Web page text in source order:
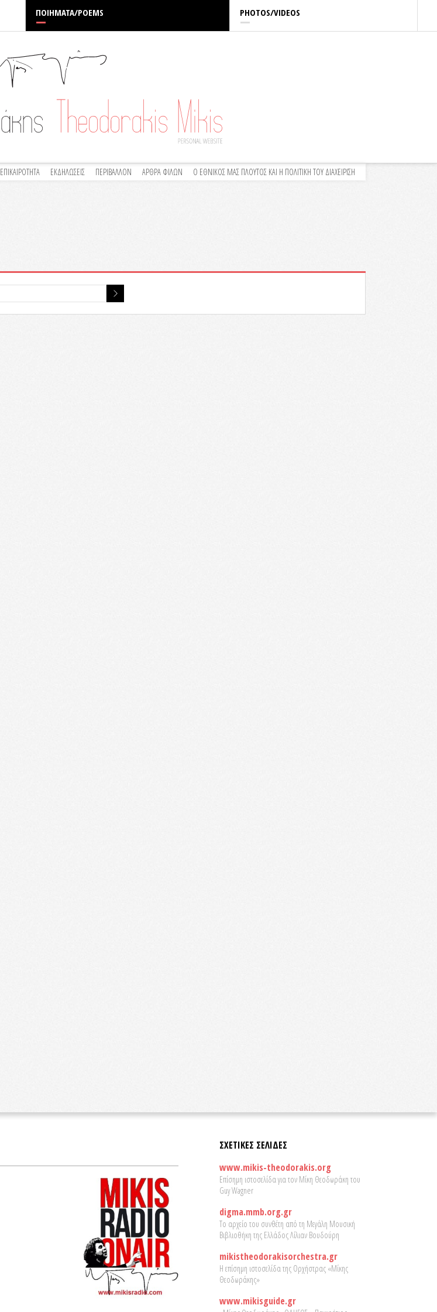
ΠΟΙΗΜΑΤΑ/POEMS PHOTOS/VIDEOS
ΕΠΙΚΑΙΡΟΤΗΤΑ ΕΚΔΗΛΩΣΕΙΣ ΠΕΡΙΒΑΛΛΟΝ ΑΡΘΡΑ ΦΙΛΩΝ Ο ΕΘΝΙΚΟΣ ΜΑΣ ΠΛΟΥΤΟΣ ΚΑΙ Η ΠΟΛΙΤΙΚΗ ΤΟΥ ΔΙΑΧΕΙΡΙΣΗ
ΣΧΕΤΙΚΕΣ ΣΕΛΙΔΕΣ
www.mikis-theodorakis.org
Επίσημη ιστοσελίδα για τον Μίκη Θεοδωράκη του
Guy Wagner
digma.mmb.org.gr
Το αρχείο του συνθέτη από τη Μεγάλη Μουσική
Βιβλιοθήκη της Ελλάδος Λίλιαν Βουδούρη
mikistheodorakisorchestra.gr
Η επίσημη ιστοσελίδα της Ορχήστρας «Μίκης
Θεοδωράκης»
www.mikisguide.gr